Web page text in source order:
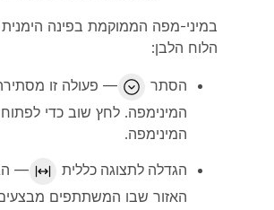
במיני-מפה הממוקמת בפינה
הלוח הלבן:
הסתר
— פעולה זו
המינימפה. לחץ שוב כדי
המינימפה.
הגדלה לתצוגה כללית
—
האזור שבו המשתתפים